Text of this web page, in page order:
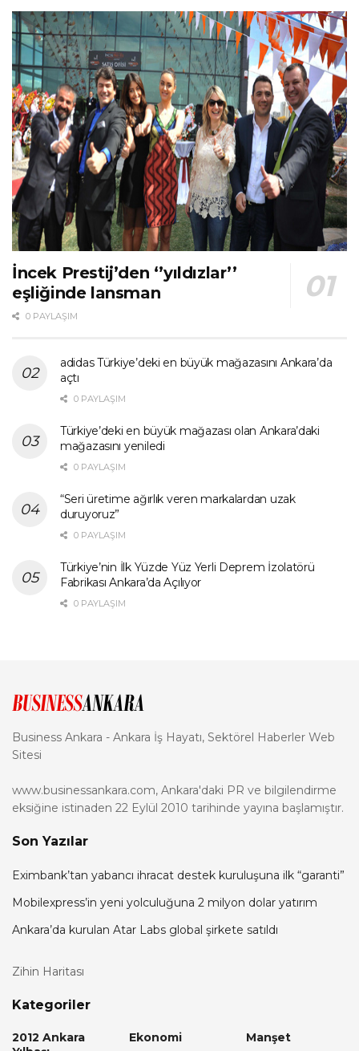
İncek Prestij’den ‘’yıldızlar’’
eşliğinde lansman
0 PAYLAŞIM
adidas Türkiye’deki en büyük mağazasını Ankara’da
açtı
0 PAYLAŞIM
Türkiye’deki en büyük mağazası olan Ankara’daki
mağazasını yeniledi
0 PAYLAŞIM
“Seri üretime ağırlık veren markalardan uzak
duruyoruz”
0 PAYLAŞIM
Türkiye’nin İlk Yüzde Yüz Yerli Deprem İzolatörü
Fabrikası Ankara’da Açılıyor
0 PAYLAŞIM
Business Ankara - Ankara İş Hayatı, Sektörel Haberler Web
Sitesi
www.businessankara.com, Ankara'daki PR ve bilgilendirme
eksiğine istinaden 22 Eylül 2010 tarihinde yayına başlamıştır.
Son Yazılar
Eximbank’tan yabancı ihracat destek kuruluşuna ilk “garanti”
Mobilexpress’in yeni yolculuğuna 2 milyon dolar yatırım
Ankara’da kurulan Atar Labs global şirkete satıldı
Zihin Haritası
Kategoriler
2012 Ankara
Ekonomi Manşet